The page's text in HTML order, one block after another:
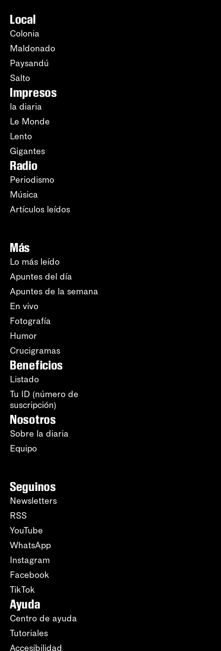
Local
Colonia
Maldonado
Paysandú
Salto
Impresos
la diaria
Le Monde
Lento
Gigantes
Radio
Periodismo
Música
Artículos leídos
Más
Lo más leído
Apuntes del día
Apuntes de la semana
En vivo
Fotografía
Humor
Crucigramas
Beneficios
Listado
Tu ID (número de
suscripción)
Nosotros
Sobre la diaria
Equipo
Seguinos
Newsletters
RSS
YouTube
WhatsApp
Instagram
Facebook
TikTok
Ayuda
Centro de ayuda
Tutoriales
Accesibilidad